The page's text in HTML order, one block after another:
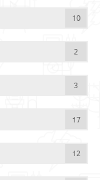
10
2
3
17
12